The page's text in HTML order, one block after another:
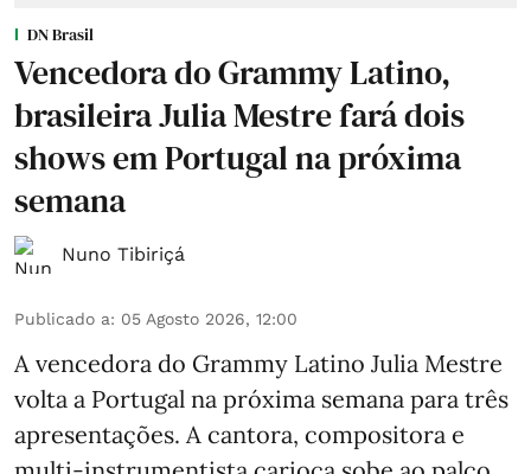
DN Brasil
Vencedora do Grammy Latino,
brasileira Julia Mestre fará dois
shows em Portugal na próxima
semana
Nuno Tibiriçá
Publicado a: 05 Agosto 2026, 12:00
A vencedora do Grammy Latino Julia Mestre
volta a Portugal na próxima semana para três
apresentações. A cantora, compositora e